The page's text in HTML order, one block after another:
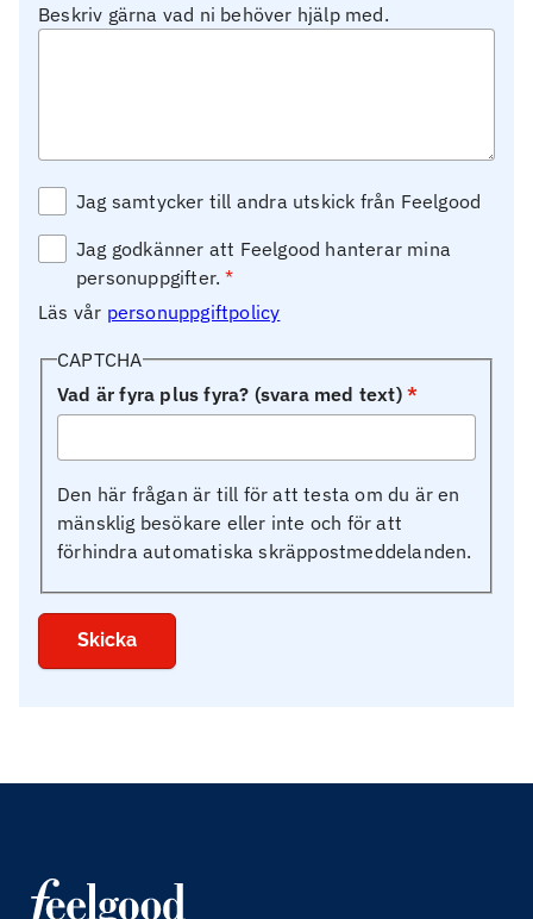
Beskriv gärna vad ni behöver hjälp med.
Jag samtycker till andra utskick från Feelgood
Jag godkänner att Feelgood hanterar mina
personuppgifter.
Läs vår personuppgiftpolicy
CAPTCHA
Vad är fyra plus fyra? (svara med text)
Den här frågan är till för att testa om du är en
mänsklig besökare eller inte och för att
förhindra automatiska skräppostmeddelanden.